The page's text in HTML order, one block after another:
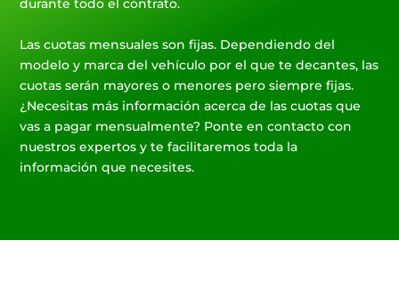
durante todo el contrato.
Las cuotas mensuales son fijas. Dependiendo del
modelo y marca del vehículo por el que te decantes, las
cuotas serán mayores o menores pero siempre fijas.
¿Necesitas más información acerca de las cuotas que
vas a pagar mensualmente? Ponte en contacto con
nuestros expertos y te facilitaremos toda la
información que necesites.